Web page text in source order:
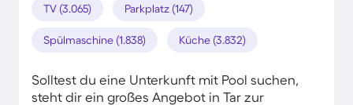
TV (3.065) Parkplatz (147)
Spülmaschine (1.838) Küche (3.832)
Solltest du eine Unterkunft mit Pool suchen,
steht dir ein großes Angebot in Tar zur